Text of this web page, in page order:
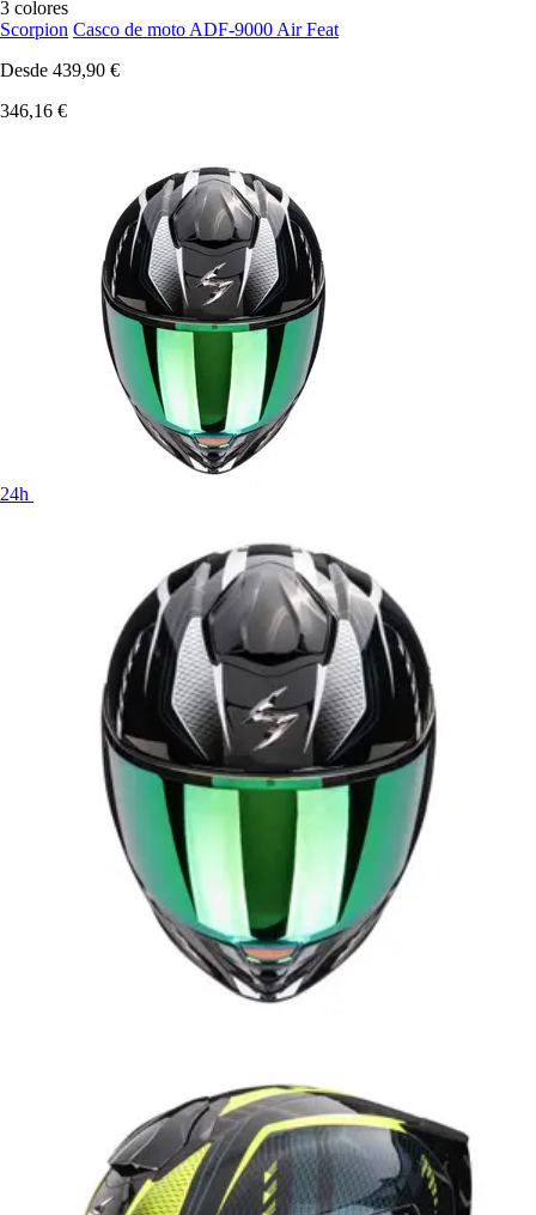
3 colores
Scorpion Casco de moto ADF-9000 Air Feat
Desde 439,90 €
346,16 €
24h